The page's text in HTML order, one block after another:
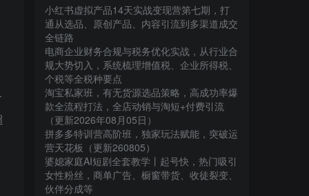
小红书虚拟产品14天实战变现营第七期，打
通从选品、原创产品、内容引流到多渠道成交
全链路
电商企业财务合规与税务优化实战，从行业合
规大势切入，系统梳理增值税、企业所得税、
个税等全税种要点
淘宝私家班，有无货源选品策略，高成功率爆
款全流程打法，全店动销与淘短+付费引流
（更新2026年08月05日）
拼多多特训营高阶班，独家玩法赋能，突破运
营天花板（更新260805）
婆媳家庭AI短剧全套教学丨起号快，热门吸引
女性粉丝，商单广告、橱窗带货、收徒裂变、
伙伴分成等